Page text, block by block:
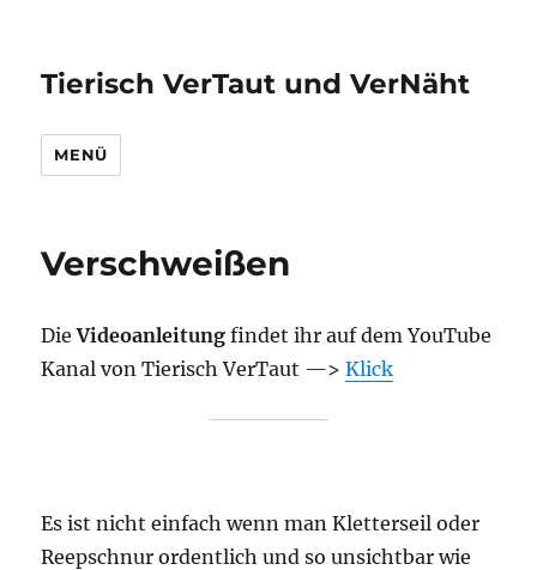
Tierisch VerTaut und VerNäht
MENÜ
Verschweißen
DieVideoanleitung findet ihr auf dem YouTube
Kanal von Tierisch VerTaut —>Klick
Es ist nicht einfach wenn man Kletterseil oder
Reepschnur ordentlich und so unsichtbar wie